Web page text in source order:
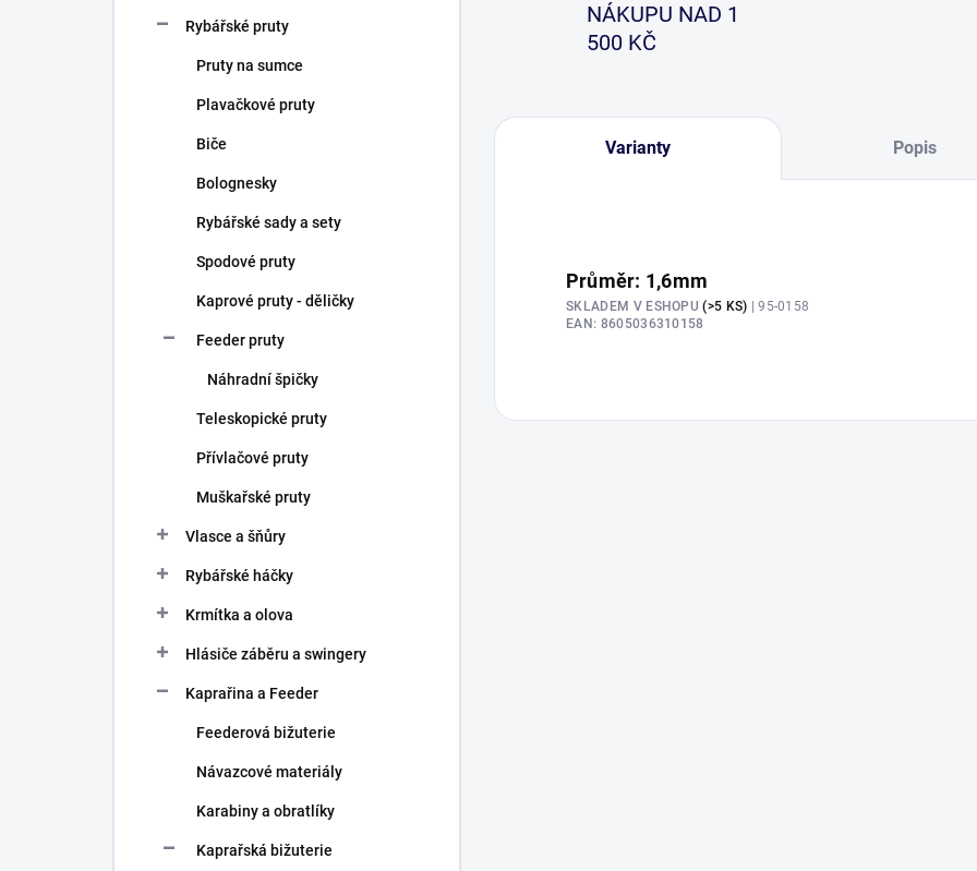
Rybářské pruty
Pruty na sumce
Plavačkové pruty
Biče
Bolognesky
Rybářské sady a sety
Spodové pruty
Kaprové pruty - děličky
Feeder pruty
Náhradní špičky
Teleskopické pruty
Přívlačové pruty
Muškařské pruty
Vlasce a šňůry
Rybářské háčky
Krmítka a olova
Hlásiče záběru a swingery
Kaprařina a Feeder
Feederová bižuterie
Návazcové materiály
Karabiny a obratlíky
Kaprařská bižuterie
NÁKUPU NAD 1
500 KČ
Varianty Popis
Průměr: 1,6mm
SKLADEM V ESHOPU(>5 KS) | 95-0158
EAN: 8605036310158